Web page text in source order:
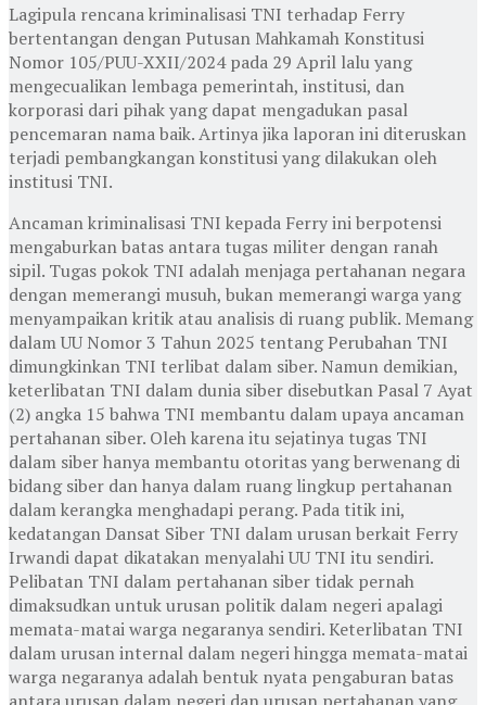
Lagipula rencana kriminalisasi TNI terhadap Ferry
bertentangan dengan Putusan Mahkamah Konstitusi
Nomor 105/PUU-XXII/2024 pada 29 April lalu yang
mengecualikan lembaga pemerintah, institusi, dan
korporasi dari pihak yang dapat mengadukan pasal
pencemaran nama baik. Artinya jika laporan ini diteruskan
terjadi pembangkangan konstitusi yang dilakukan oleh
institusi TNI.
Ancaman kriminalisasi TNI kepada Ferry ini berpotensi
mengaburkan batas antara tugas militer dengan ranah
sipil. Tugas pokok TNI adalah menjaga pertahanan negara
dengan memerangi musuh, bukan memerangi warga yang
menyampaikan kritik atau analisis di ruang publik. Memang
dalam UU Nomor 3 Tahun 2025 tentang Perubahan TNI
dimungkinkan TNI terlibat dalam siber. Namun demikian,
keterlibatan TNI dalam dunia siber disebutkan Pasal 7 Ayat
(2) angka 15 bahwa TNI membantu dalam upaya ancaman
pertahanan siber. Oleh karena itu sejatinya tugas TNI
dalam siber hanya membantu otoritas yang berwenang di
bidang siber dan hanya dalam ruang lingkup pertahanan
dalam kerangka menghadapi perang. Pada titik ini,
kedatangan Dansat Siber TNI dalam urusan berkait Ferry
Irwandi dapat dikatakan menyalahi UU TNI itu sendiri.
Pelibatan TNI dalam pertahanan siber tidak pernah
dimaksudkan untuk urusan politik dalam negeri apalagi
memata-matai warga negaranya sendiri. Keterlibatan TNI
dalam urusan internal dalam negeri hingga memata-matai
warga negaranya adalah bentuk nyata pengaburan batas